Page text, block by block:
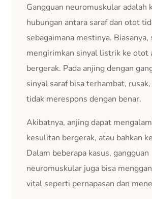
Gangguan neuromuskular adalah
hubungan antara saraf dan otot
sebagaimana mestinya. Biasanya,
mengirimkan sinyal listrik ke otot
bergerak. Pada anjing dengan
sinyal saraf bisa terhambat,
tidak merespons dengan benar.
Akibatnya, anjing dapat
kesulitan bergerak, atau bahkan
Dalam beberapa kasus, gangguan
neuromuskular juga bisa
vital seperti pernapasan dan